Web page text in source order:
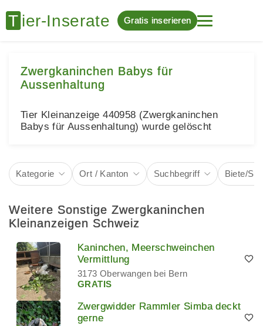
Gratis inserieren
Zwergkaninchen Babys für
Aussenhaltung
Tier Kleinanzeige 440958 (Zwergkaninchen
Babys für Aussenhaltung) wurde gelöscht
Kategorie Ort / Kanton Suchbegriff Biete/
Weitere Sonstige Zwergkaninchen
Kleinanzeigen Schweiz
Kaninchen, Meerschweinchen
Vermittlung
3173 Oberwangen bei Bern
GRATIS
Zwergwidder Rammler Simba deckt
gerne